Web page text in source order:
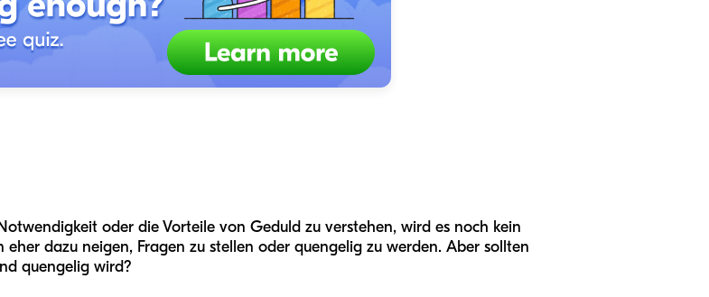
oder die Vorteile von Geduld zu verstehen, wird es noch kein
dazu neigen, Fragen zu stellen oder quengelig zu werden. Aber sollten
quengelig wird?